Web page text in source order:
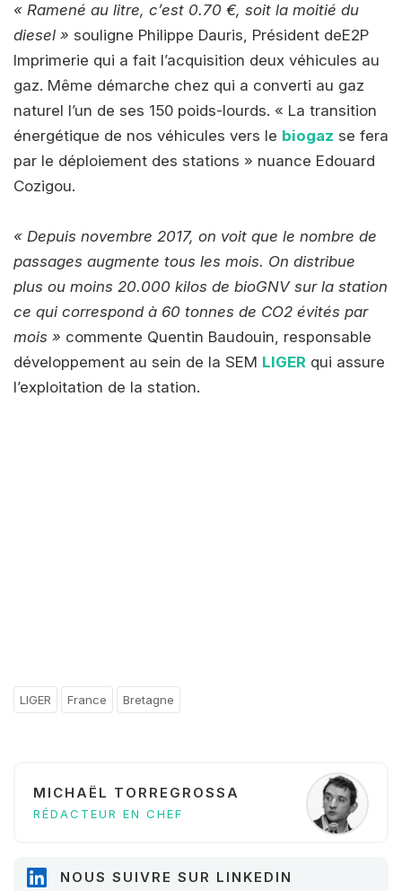
« Ramené au litre, c’est 0.70 €, soit la moitié du
diesel » souligne Philippe Dauris, Président deE2P
Imprimerie qui a fait l’acquisition deux véhicules au
gaz. Même démarche chez qui a converti au gaz
naturel l’un de ses 150 poids-lourds. « La transition
énergétique de nos véhicules vers le biogaz se fera
par le déploiement des stations » nuance Edouard
Cozigou.
« Depuis novembre 2017, on voit que le nombre de
passages augmente tous les mois. On distribue
plus ou moins 20.000 kilos de bioGNV sur la station
ce qui correspond à 60 tonnes de CO2 évités par
mois » commente Quentin Baudouin, responsable
développement au sein de la SEM LIGER qui assure
l’exploitation de la station.
LIGER France Bretagne
MICHAËL TORREGROSSA
RÉDACTEUR EN CHEF
NOUS SUIVRE SUR LINKEDIN